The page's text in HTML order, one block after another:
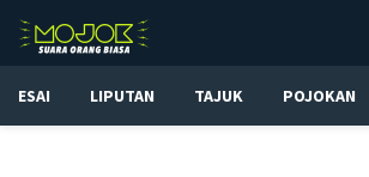
ESAI LIPUTAN TAJUK POJOKAN